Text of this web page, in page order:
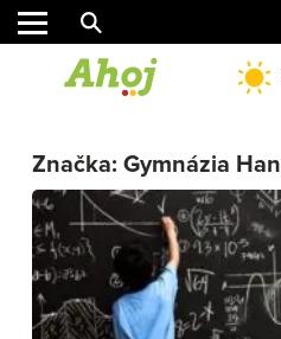
Značka: Gymnázia